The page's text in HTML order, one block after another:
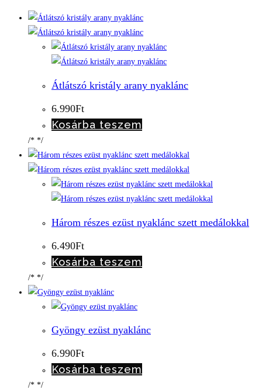
Átlátszó kristály arany nyaklánc
6.990Ft
Kosárba teszem
/* */
Három részes ezüst nyaklánc szett medálokkal
6.490Ft
Kosárba teszem
/* */
Gyöngy ezüst nyaklánc
6.990Ft
Kosárba teszem
/* */